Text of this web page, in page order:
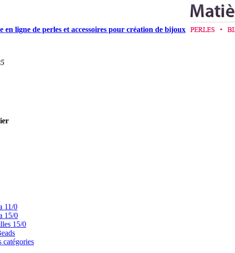
en ligne de perles et accessoires pour création de bijoux
11/0
15/0
15/0
catégories